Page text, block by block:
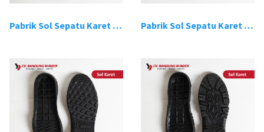
Pabrik Sol Sepatu Karet Bandung 11 Pabrik Sol Sepatu Karet Bandung 12